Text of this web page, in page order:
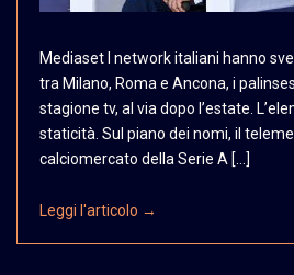
Mediaset I network italiani hanno
tra Milano, Roma e Ancona, i
stagione tv, al via dopo l’estate.
staticità. Sul piano dei nomi, il
calciomercato della Serie A […]
Leggi l'articolo →